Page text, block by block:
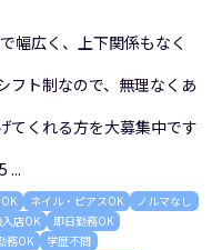
幅広く、上下関係もなく
ト制なので、無理なくあ
てくれる方を大募集中です
...
ネイル・ピアスOK
ノルマなし
店OK
即日勤務OK
務OK
学歴不問